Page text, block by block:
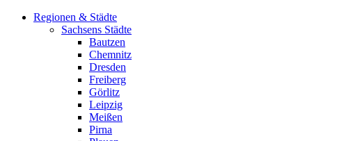
Regionen & Städte
Sachsens Städte
Bautzen
Chemnitz
Dresden
Freiberg
Görlitz
Leipzig
Meißen
Pirna